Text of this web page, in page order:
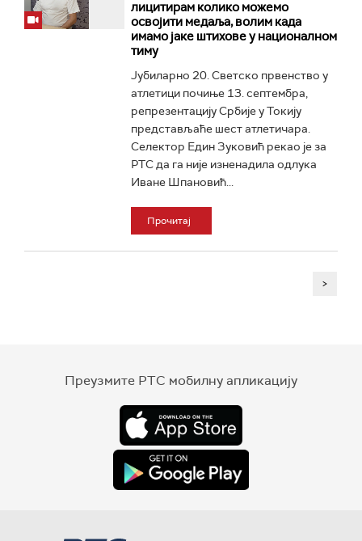
лицитирам колико можемо
освојити медаља, волим када
имамо јаке штихове у националном
тиму
Јубиларно 20. Светско првенство у
атлетици почиње 13. септембра,
репрезентацију Србије у Токију
представљаће шест атлетичара.
Селектор Един Зуковић рекао је за
РТС да га није изненадила одлука
Иване Шпановић...
Прочитај
>
Преузмите РТС мобилну апликацију